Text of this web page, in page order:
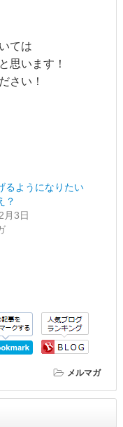
ては
思います！
さい！
るようになりたい
？
月3日
メルマガ